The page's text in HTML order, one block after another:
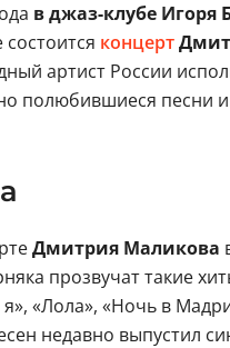
в джаз-клубе Игоря
концерт
артист России
полюбившиеся песни
Дмитрия Маликова
прозвучат такие
«Лола», «Ночь в
недавно выпустил